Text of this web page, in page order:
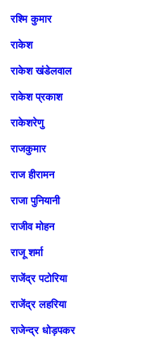
रश्मि कुमार
राकेश
राकेश खंडेलवाल
राकेश प्रकाश
राकेशरेणु
राजकुमार
राज हीरामन
राजा पुनियानी
राजीव मोहन
राजू शर्मा
राजेंद्र पटोरिया
राजेंद्र लहरिया
राजेन्द्र धोड़पकर